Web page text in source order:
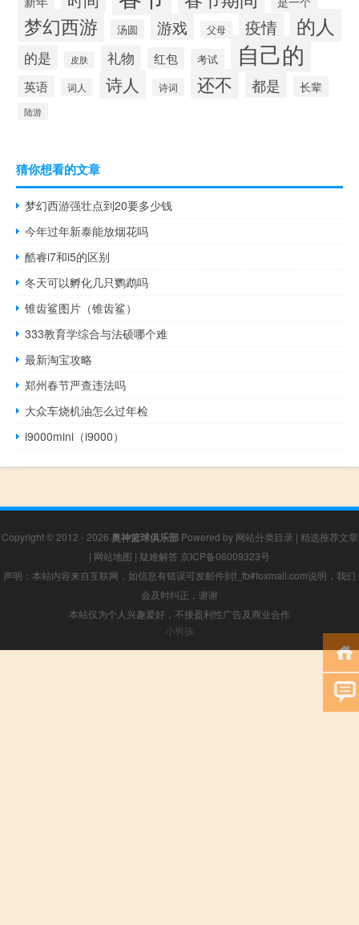
梦幻西游 汤圆 游戏 父母 疫情 的人
的是 皮肤 礼物 红包 考试 自己的
英语 词人 诗人 诗词 还不 都是 长辈
陆游
猜你想看的文章
梦幻西游强壮点到20要多少钱
今年过年新泰能放烟花吗
酷睿i7和i5的区别
冬天可以孵化几只鹦鹉吗
锥齿鲨图片（锥齿鲨）
333教育学综合与法硕哪个难
最新淘宝攻略
郑州春节严查违法吗
大众车烧机油怎么过年检
i9000mini（i9000）
Copyright © 2012 - 2026 奥神篮球俱乐部Powered by 网站分类目录 | 精选推荐文章
| 网站地图 | 疑难解答 京ICP备06009323号
声明：本站内容来自互联网，如信息有错误可发邮件到f_fb#foxmail.com说明，我们
会及时纠正，谢谢
本站仅为个人兴趣爱好，不接盈利性广告及商业合作
小男孩